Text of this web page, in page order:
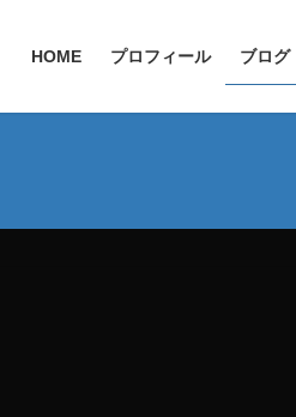
HOME プロフィール ブログ